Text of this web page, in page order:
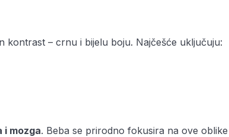
kontrast – crnu i bijelu boju. Najčešće uključuju:
i mozga. Beba se prirodno fokusira na ove oblike